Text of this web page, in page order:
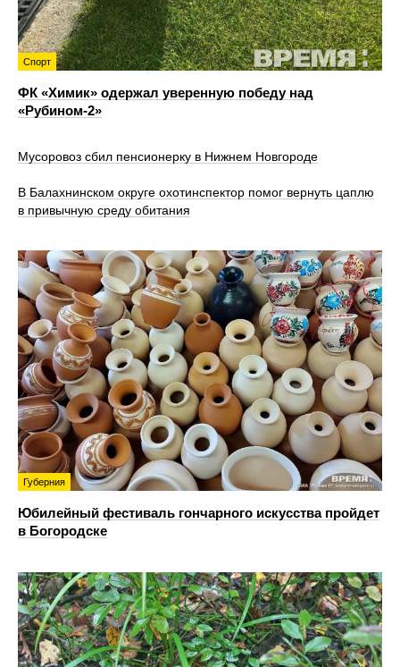
Спорт
ФК «Химик» одержал уверенную победу над
«Рубином‑2»
Мусоровоз сбил пенсионерку в Нижнем Новгороде
В Балахнинском округе охотинспектор помог вернуть цаплю
в привычную среду обитания
Губерния
Юбилейный фестиваль гончарного искусства пройдет
в Богородске